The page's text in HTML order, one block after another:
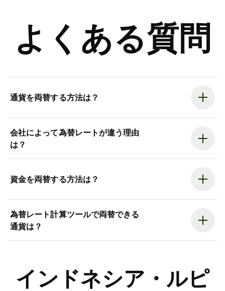
よくある質問
通貨を両替する方法は？
会社によって為替レートが違う理由
は？
資金を両替する方法は？
為替レート計算ツールで両替できる
通貨は？
インドネシア・ルピ